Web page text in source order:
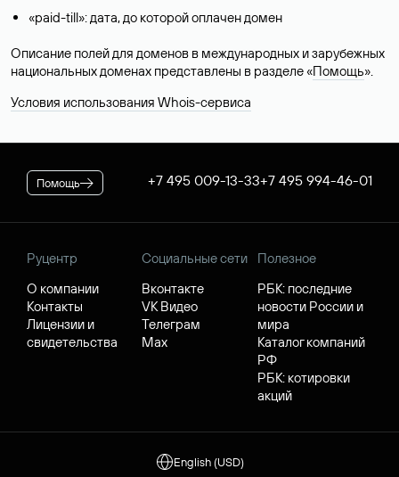
«paid-till»: дата, до которой оплачен домен
Описание полей для доменов в международных и зарубежных
национальных доменах представлены в разделе «Помощь».
Условия использования Whois-сервиса
Помощь +7 495 009-13-33+7 495 994-46-01
Руцентр
О компании
Контакты
Лицензии и
свидетельства
Социальные сети
Вконтакте
VK Видео
Телеграм
Max
Полезное
РБК: последние
новости России и
мира
Каталог компаний
РФ
РБК: котировки
акций
English (USD)